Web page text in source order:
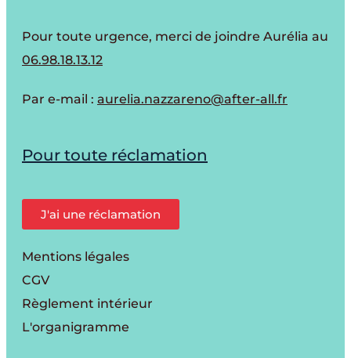
Pour toute urgence, merci de joindre Aurélia au
06.98.18.13.12
Par e-mail : aurelia.nazzareno@after-all.fr
Pour toute réclamation
J'ai une réclamation
Mentions légales
CGV
Règlement intérieur
L'organigramme